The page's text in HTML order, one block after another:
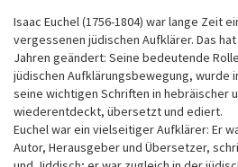
Isaac Euchel (1756-1804) war lange Zeit
vergessenen jüdischen Aufklärer. Das
Jahren geändert: Seine bedeutende
jüdischen Aufklärungsbewegung, wurde
seine wichtigen Schriften in hebräischer
wiederentdeckt, übersetzt und ediert.
Euchel war ein vielseitiger Aufklärer: Er
Autor, Herausgeber und Übersetzer,